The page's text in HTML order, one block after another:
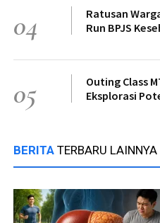
04
Ratusan
Run BPJS
05
Outing Class
Eksplorasi
BERITA TERBARU LAINNYA